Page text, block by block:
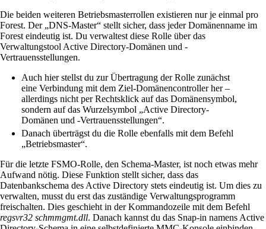
Die beiden weiteren Betriebsmasterrollen existieren nur je einmal pro
Forest. Der „DNS-Master“ stellt sicher, dass jeder Domänenname im
Forest eindeutig ist. Du verwaltest diese Rolle über das
Verwaltungstool Active Directory-Domänen und -
Vertrauensstellungen.
Auch hier stellst du zur Übertragung der Rolle zunächst
eine Verbindung mit dem Ziel-Domänencontroller her –
allerdings nicht per Rechtsklick auf das Domänensymbol,
sondern auf das Wurzelsymbol „Active Directory-
Domänen und -Vertrauensstellungen“.
Danach überträgst du die Rolle ebenfalls mit dem Befehl
„Betriebsmaster“.
Für die letzte FSMO-Rolle, den Schema-Master, ist noch etwas mehr
Aufwand nötig. Diese Funktion stellt sicher, dass das
Datenbankschema des Active Directory stets eindeutig ist. Um dies zu
verwalten, musst du erst das zuständige Verwaltungsprogramm
freischalten. Dies geschieht in der Kommandozeile mit dem Befehl
regsvr32 schmmgmt.dll. Danach kannst du das Snap-in namens Active